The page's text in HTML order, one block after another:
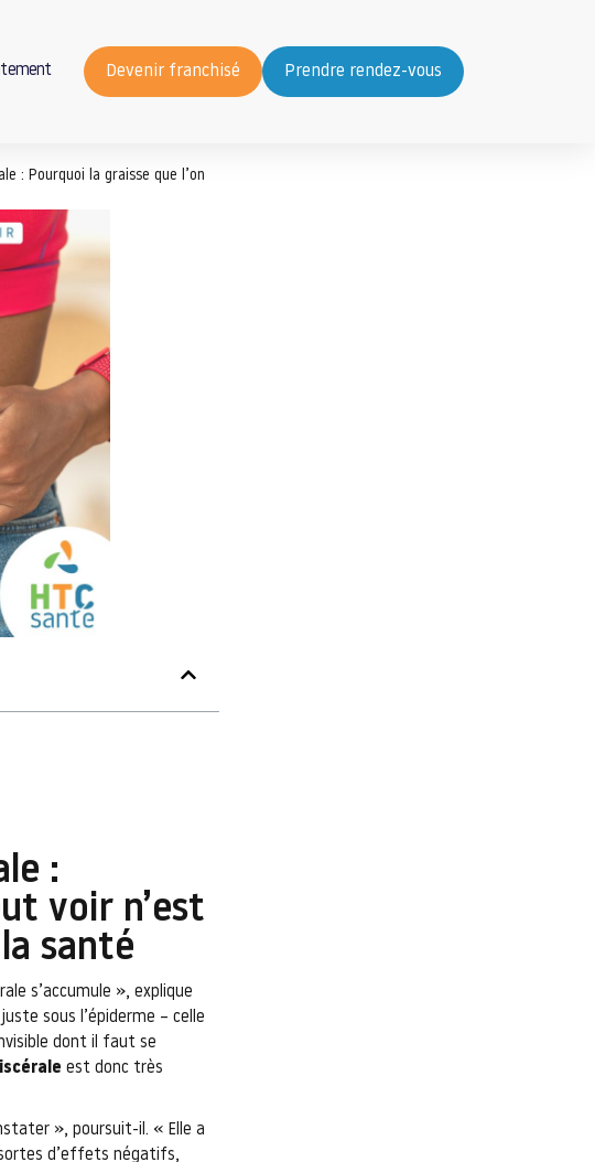
Devenir franchisé Prendre rendez-vous
: Pourquoi la graisse que l’on
:
voir n’est
santé
s’accumule », explique
sous l’épiderme – celle
dont il faut se
est donc très
», poursuit-il. « Elle a
d’effets négatifs,